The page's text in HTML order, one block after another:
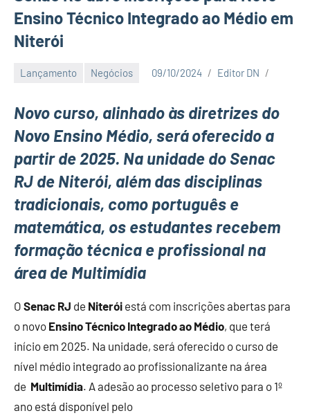
Ensino Técnico Integrado ao Médio em
Niterói
Lançamento Negócios 09/10/2024 Editor DN
Novo curso, alinhado às diretrizes do
Novo Ensino Médio, será oferecido a
partir de 2025. Na unidade do Senac
RJ de Niterói, além das disciplinas
tradicionais, como português e
matemática, os estudantes recebem
formação técnica e profissional na
área de Multimídia
O Senac RJ de Niterói está com inscrições abertas para
o novo Ensino Técnico Integrado ao Médio, que terá
início em 2025. Na unidade, será oferecido o curso de
nível médio integrado ao profissionalizante na área
de Multimídia. A adesão ao processo seletivo para o 1º
ano está disponível pelo